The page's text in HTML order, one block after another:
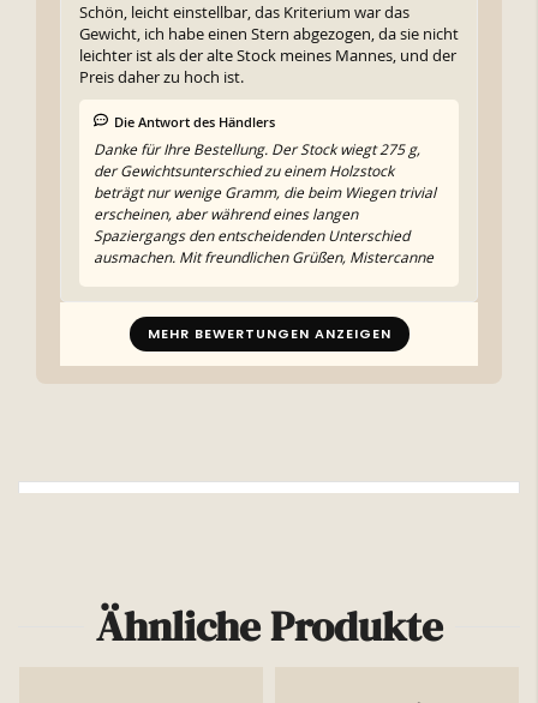
Schön, leicht einstellbar, das Kriterium war das
Gewicht, ich habe einen Stern abgezogen, da sie nicht
leichter ist als der alte Stock meines Mannes, und der
Preis daher zu hoch ist.
Die Antwort des Händlers
Danke für Ihre Bestellung. Der Stock wiegt 275 g,
der Gewichtsunterschied zu einem Holzstock
beträgt nur wenige Gramm, die beim Wiegen trivial
erscheinen, aber während eines langen
Spaziergangs den entscheidenden Unterschied
ausmachen. Mit freundlichen Grüßen, Mistercanne
MEHR BEWERTUNGEN ANZEIGEN
Ähnliche Produkte